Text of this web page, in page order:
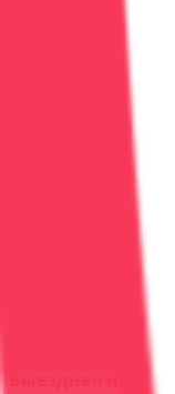
Не бросать
выводить
нарколога
Вызвать
После
для оценки
Кодирование:
Срочная
горячке в
Выездная